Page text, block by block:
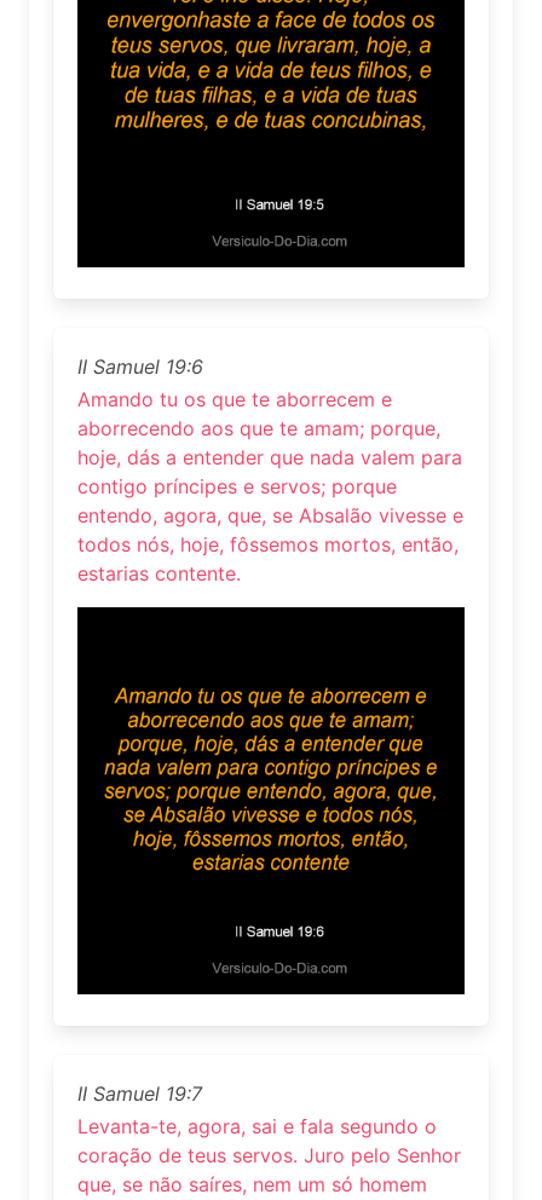
II Samuel 19:6
Amando tu os que te aborrecem e
aborrecendo aos que te amam; porque,
hoje, dás a entender que nada valem para
contigo príncipes e servos; porque
entendo, agora, que, se Absalão vivesse e
todos nós, hoje, fôssemos mortos, então,
estarias contente.
II Samuel 19:7
Levanta-te, agora, sai e fala segundo o
coração de teus servos. Juro pelo Senhor
que, se não saíres, nem um só homem